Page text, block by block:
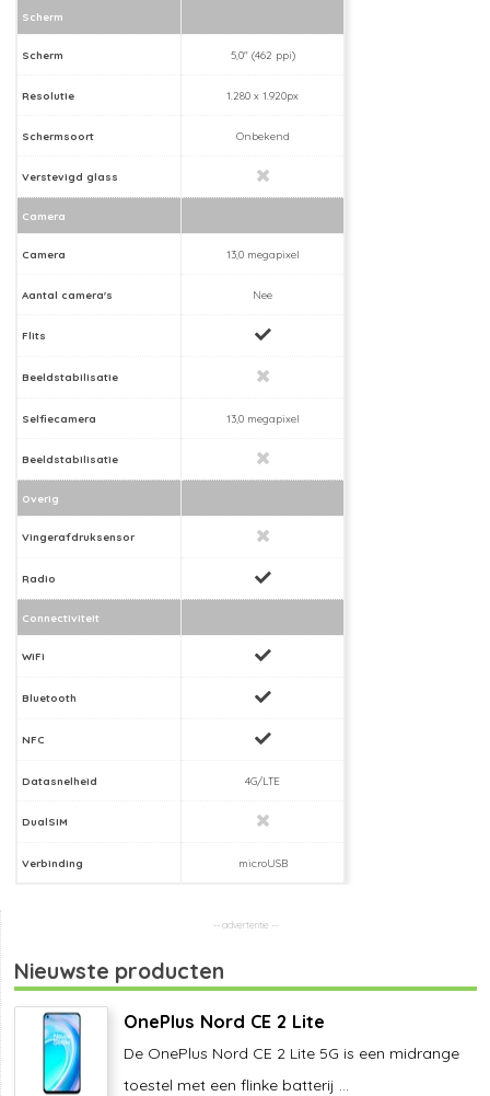
Scherm
Scherm 5,0" (462 ppi)
Resolutie 1.280 x 1.920px
Schermsoort Onbekend
Verstevigd glass
Camera
Camera 13,0 megapixel
Aantal camera's Nee
Flits
Beeldstabilisatie
Selfiecamera 13,0 megapixel
Beeldstabilisatie
Overig
Vingerafdruksensor
Radio
Connectiviteit
WiFi
Bluetooth
NFC
Datasnelheid 4G/LTE
DualSIM
Verbinding microUSB
Nieuwste producten
OnePlus Nord CE 2 Lite
De OnePlus Nord CE 2 Lite 5G is een midrange
toestel met een flinke batterij ...